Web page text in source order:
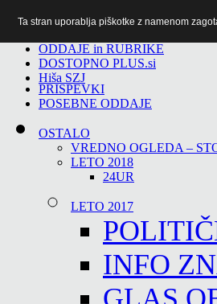
ODDAJE in RUBRIKE
DOSTOPNO PLUS.si
Hiša SZJ
PRISPEVKI
POSEBNE ODDAJE
OSTALO
VREDNO OGLEDA –
LETO 2018
24UR
LETO 2017
INFO
Ta stran uporablja piškotke z namenom